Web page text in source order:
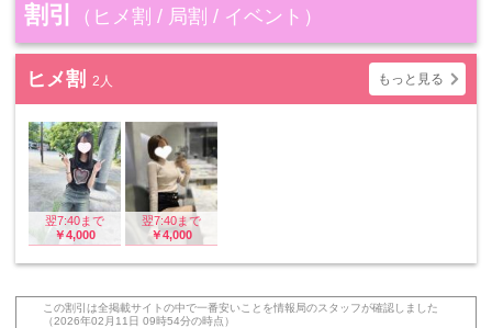
割引 （ヒメ割 / 局割 / イベント）
ヒメ割 2人 もっと見る
翌7:40まで
￥4,000
翌7:40まで
￥4,000
この割引は全掲載サイトの中で一番安いことを情報局のスタッフが確認しました
（2026年02月11日 09時54分の時点）